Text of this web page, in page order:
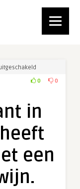
Een
Manchester
geblunderd
een
0 0
in
een